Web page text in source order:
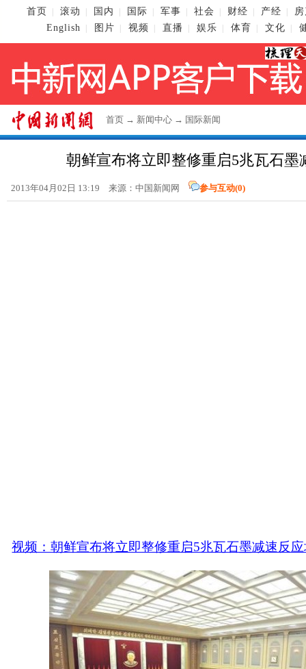
首页 滚动 国内 国际 军事 社会 财经 产经
English
图片 视频 直播 娱乐 体育 文化
首页 → 新闻中心 → 国际新闻
朝鲜宣布将立即整修重启5兆瓦石墨
2013年04月02日 13:19 来源： 中国新闻网 参与互动(0)
视频：朝鲜宣布将立即整修重启5兆瓦石墨减速反